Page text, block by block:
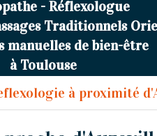
- Réflexologue
Traditionnels
manuelles de bien-être
à Toulouse
à proximité